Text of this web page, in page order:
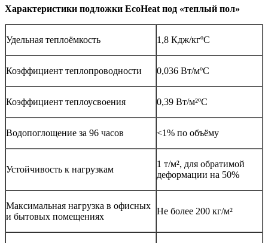
Характеристики подложки EcoHeat под «теплый пол»
Удельная теплоёмкость 1,8 Кдж/кгºС
Коэффициент теплопроводности 0,036 Вт/мºС
Коэффициент теплоусвоения 0,39 Вт/м²ºС
Водопоглощение за 96 часов <1% по объёму
Устойчивость к нагрузкам
1 т/м², для обратимой
деформации на 50%
Максимальная нагрузка в офисных
и бытовых помещениях
Не более 200 кг/м²